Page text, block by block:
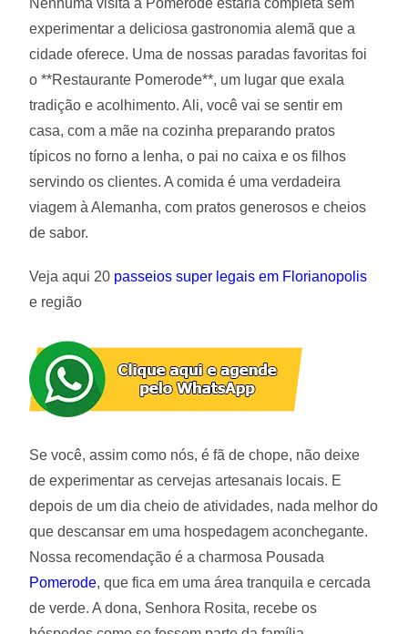
Nenhuma visita a Pomerode estaria completa sem
experimentar a deliciosa gastronomia alemã que a
cidade oferece. Uma de nossas paradas favoritas foi
o **Restaurante Pomerode**, um lugar que exala
tradição e acolhimento. Ali, você vai se sentir em
casa, com a mãe na cozinha preparando pratos
típicos no forno a lenha, o pai no caixa e os filhos
servindo os clientes. A comida é uma verdadeira
viagem à Alemanha, com pratos generosos e cheios
de sabor.
Veja aqui 20 passeios super legais em Florianopolis
e região
Se você, assim como nós, é fã de chope, não deixe
de experimentar as cervejas artesanais locais. E
depois de um dia cheio de atividades, nada melhor do
que descansar em uma hospedagem aconchegante.
Nossa recomendação é a charmosa Pousada
Pomerode, que fica em uma área tranquila e cercada
de verde. A dona, Senhora Rosita, recebe os